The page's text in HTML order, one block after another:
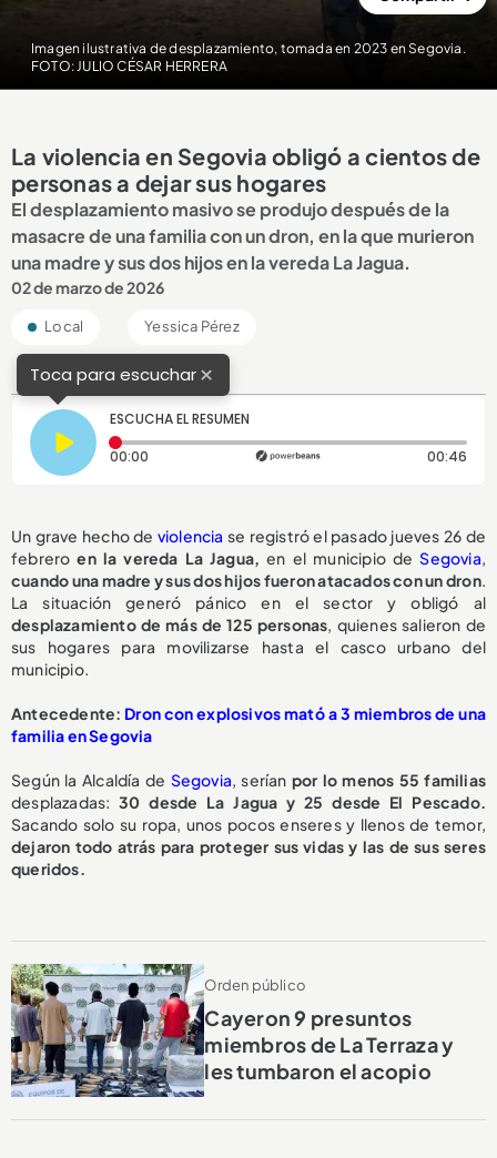
Imagen ilustrativa de desplazamiento, tomada en 2023 en Segovia.
FOTO: JULIO CÉSAR HERRERA
La violencia en Segovia obligó a cientos de
personas a dejar sus hogares
El desplazamiento masivo se produjo después de la
masacre de una familia con un dron, en la que murieron
una madre y sus dos hijos en la vereda La Jagua.
02 de marzo de 2026
Local Yessica Pérez
Toca para escuchar×
ESCUCHA EL RESUMEN
00:00 Tiempo transcurrido: 0 segundos 00:46
Un grave hecho de violencia se registró el pasado jueves 26 de
febreroen la vereda La Jagua, en el municipio deSegovia,
cuando una madre y sus dos hijos fueron atacados con un dron.
La situación generó pánico en el sector y obligó al
desplazamiento de más de 125 personas, quienes salieron de
sus hogares para movilizarse hasta el casco urbano del
municipio.
Antecedente: Dron con explosivos mató a 3 miembros de una
familia en Segovia
Según la Alcaldía de Segovia, serían por lo menos 55 familias
desplazadas: 30 desde La Jagua y 25 desde El Pescado.
Sacando solo su ropa, unos pocos enseres y llenos de temor,
dejaron todo atrás para proteger sus vidas y las de sus seres
queridos.
Orden público
Cayeron 9 presuntos
miembros de La Terraza y
les tumbaron el acopio